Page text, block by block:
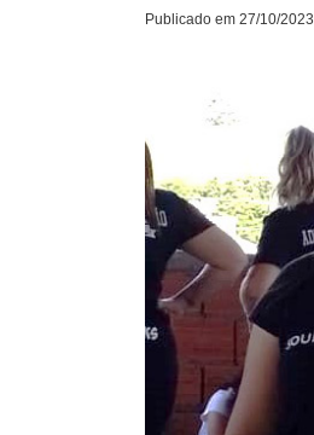
Publicado em 27/10/2023